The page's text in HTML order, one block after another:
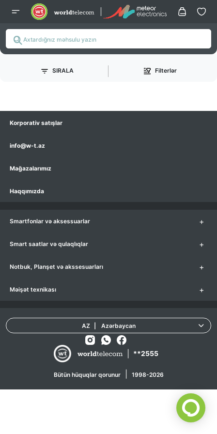
SIRALA Filterlər
Korporativ satışlar
info@w-t.az
Mağazalarımız
Haqqımızda
Smartfonlar və aksessuarlar +
Smart saatlar və qulaqlıqlar +
Notbuk, Planşet və akssesuarları +
Məişət texnikası +
**2555
Bütün hüquqlar qorunur 1998-2026
AZ Azərbaycan